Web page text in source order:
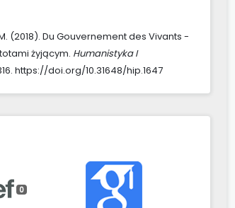
(2018). Du Gouvernement des Vivants -
żyjącym. Humanistyka I
https://doi.org/10.31648/hip.1647
0